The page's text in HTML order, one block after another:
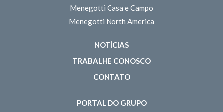
Menegotti Casa e Campo
Menegotti North America
NOTÍCIAS
TRABALHE CONOSCO
CONTATO
PORTAL DO GRUPO